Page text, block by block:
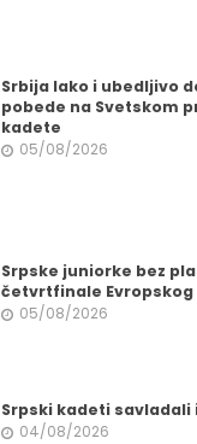
Srbija lako i ubedljivo
pobede na Svetskom
kadete
05/08/2026
Srpske juniorke bez
četvrtfinale
05/08/2026
Srpski kadeti savladali
04/08/2026